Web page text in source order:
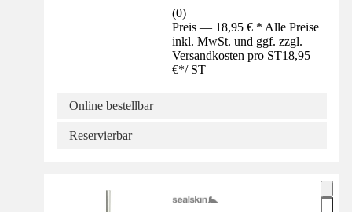
(0)
Preis — 18,95 € * Alle Preise
inkl. MwSt. und ggf. zzgl.
Versandkosten pro ST18,95
€*/ ST
Online bestellbar
Reservierbar